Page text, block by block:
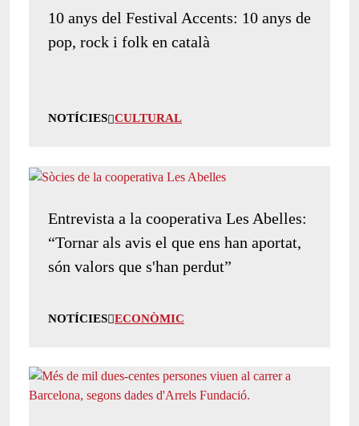
10 anys del Festival Accents: 10 anys de
pop, rock i folk en català
NOTÍCIES CULTURAL
Entrevista a la cooperativa Les Abelles:
“Tornar als avis el que ens han aportat,
són valors que s'han perdut”
NOTÍCIES ECONÒMIC